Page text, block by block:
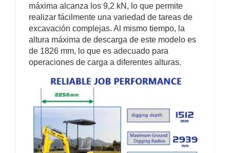
máxima alcanza los 9,2 kN, lo que permite
realizar fácilmente una variedad de tareas de
excavación complejas. Al mismo tiempo, la
altura máxima de descarga de este modelo es
de 1826 mm, lo que es adecuado para
operaciones de carga a diferentes alturas.